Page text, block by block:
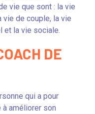
vie que sont : la vie
de couple, la vie
et la vie sociale.
DE
qui a pour
à améliorer son